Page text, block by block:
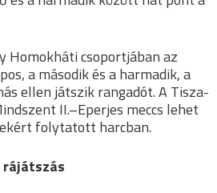
Homokháti csoportjában az
a második és a harmadik, a
ellen játszik rangadót. A Tisza-
II.–Eperjes meccs lehet
folytatott harcban.
rájátszás